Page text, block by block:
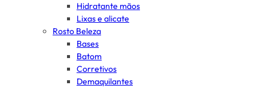
Hidratante mãos
Lixas e alicate
Rosto Beleza
Bases
Batom
Corretivos
Demaquilantes